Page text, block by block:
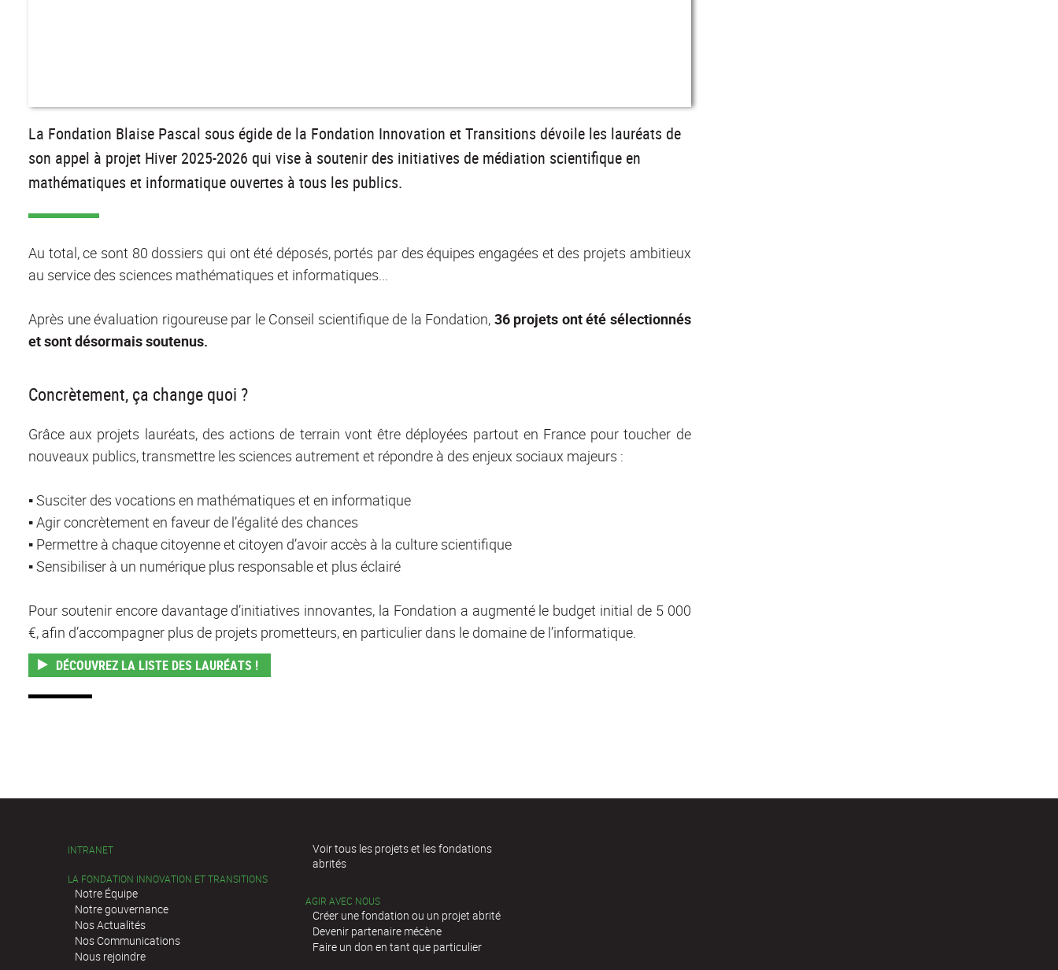
La Fondation Blaise Pascal sous égide de la Fondation Innovation et Transitions dévoile les lauréats de
son appel à projet Hiver 2025-2026 qui vise à soutenir des initiatives de médiation scientifique en
mathématiques et informatique ouvertes à tous les publics.
Au total, ce sont 80 dossiers qui ont été déposés, portés par des équipes engagées et des projets ambitieux
au service des sciences mathématiques et informatiques...
Après une évaluation rigoureuse par le Conseil scientifique de la Fondation, 36 projets ont été sélectionnés
et sont désormais soutenus.
Concrètement, ça change quoi ?
Grâce aux projets lauréats, des actions de terrain vont être déployées partout en France pour toucher de
nouveaux publics, transmettre les sciences autrement et répondre à des enjeux sociaux majeurs :
▪️ Susciter des vocations en mathématiques et en informatique
▪️ Agir concrètement en faveur de l’égalité des chances
▪️ Permettre à chaque citoyenne et citoyen d’avoir accès à la culture scientifique
▪️ Sensibiliser à un numérique plus responsable et plus éclairé
Pour soutenir encore davantage d’initiatives innovantes, la Fondation a augmenté le budget initial de 5 000
€, afin d’accompagner plus de projets prometteurs, en particulier dans le domaine de l’informatique.
DÉCOUVREZ LA LISTE DES LAURÉATS !
INTRANET
LA FONDATION INNOVATION ET TRANSITIONS
Notre Équipe
Notre gouvernance
Nos Actualités
Nos Communications
Nous rejoindre
Voir tous les projets et les fondations
abrités
AGIR AVEC NOUS
Créer une fondation ou un projet abrité
Devenir partenaire mécène
Faire un don en tant que particulier